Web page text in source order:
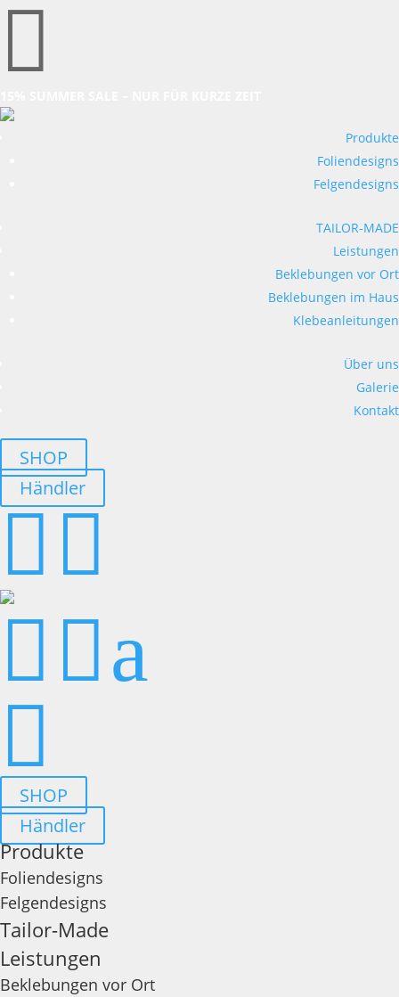

Produkte
Foliendesigns
Felgendesigns
TAILOR-MADE
Leistungen
Beklebungen vor Ort
Beklebungen im Haus
Klebeanleitungen
Über uns
Galerie
Kontakt
SHOP
Händler
 
 a

SHOP
Händler
Produkte
Foliendesigns
Felgendesigns
Tailor-Made
Leistungen
Beklebungen vor Ort